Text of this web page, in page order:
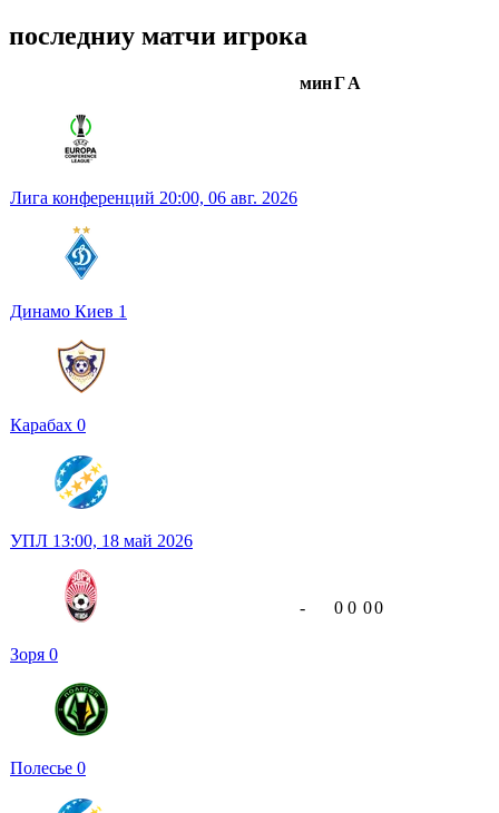
последниу матчи игрока
минГА
Лига конференций 20:00, 06 авг. 2026
Динамо Киев 1
Карабах 0
УПЛ 13:00, 18 май 2026
Зоря 0
Полесье 0
- 0 0 00